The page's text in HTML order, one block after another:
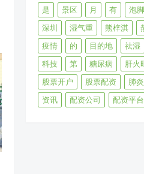
是
景区 月 有 泡脚
深圳
湿气重 熊梓淇
疫情
的 目的地 祛湿
科技
第 糖尿病
肝火
股票开户
股票配资 肺炎
资讯
配资公司 配资平台